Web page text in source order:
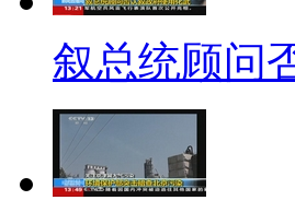
B 小龙虾
C 田螺
D 腌鱼
妮妮：答案是
叙总统顾问